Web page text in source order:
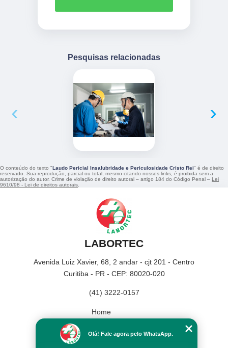
Pesquisas relacionadas
‹ ›
O conteúdo do texto "Laudo Pericial Insalubridade e Periculosidade Cristo Rei" é de direito
reservado. Sua reprodução, parcial ou total, mesmo citando nossos links, é proibida sem a
autorização do autor. Crime de violação de direito autoral – artigo 184 do Código Penal – Lei
9610/98 - Lei de direitos autorais
LABORTEC
Avenida Luiz Xavier, 68, 2 andar - cjt 201 - Centro
Curitiba - PR - CEP: 80020-020
(41) 3222-0157
Home
Missão
Olá! Fale agora pelo WhatsApp.